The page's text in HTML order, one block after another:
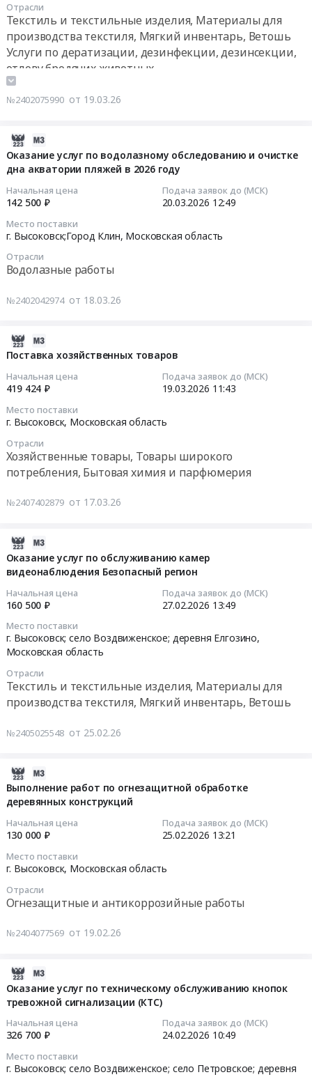
,
Отрасли
Текстиль и текстильные изделия, Материалы для
производства текстиля, Мягкий инвентарь, Ветошь
Услуги по дератизации, дезинфекции, дезинсекции,
отлову бродячих животных
№2402075990 от 19.03.26
Оказание услуг по водолазному обследованию и очистке
дна акватории пляжей в 2026 году
Начальная цена
142 500 ₽
Подача заявок до (МСК)
20.03.2026 12:49
Место поставки
г. Высоковск;Город Клин, Московская область
Отрасли
Водолазные работы
№2402042974 от 18.03.26
Поставка хозяйственных товаров
Начальная цена
419 424 ₽
Подача заявок до (МСК)
19.03.2026 11:43
Место поставки
г. Высоковск, Московская область
Отрасли
Хозяйственные товары, Товары широкого
потребления, Бытовая химия и парфюмерия
№2407402879 от 17.03.26
Оказание услуг по обслуживанию камер
видеонаблюдения Безопасный регион
Начальная цена
160 500 ₽
Подача заявок до (МСК)
27.02.2026 13:49
Место поставки
г. Высоковск; село Воздвиженское; деревня Елгозино,
Московская область
Отрасли
Текстиль и текстильные изделия, Материалы для
производства текстиля, Мягкий инвентарь, Ветошь
№2405025548 от 25.02.26
Выполнение работ по огнезащитной обработке
деревянных конструкций
Начальная цена
130 000 ₽
Подача заявок до (МСК)
25.02.2026 13:21
Место поставки
г. Высоковск, Московская область
Отрасли
Огнезащитные и антикоррозийные работы
№2404077569 от 19.02.26
Оказание услуг по техническому обслуживанию кнопок
тревожной сигнализации (КТС)
Начальная цена
326 700 ₽
Подача заявок до (МСК)
24.02.2026 10:49
Место поставки
г. Высоковск; село Воздвиженское; село Петровское; деревня